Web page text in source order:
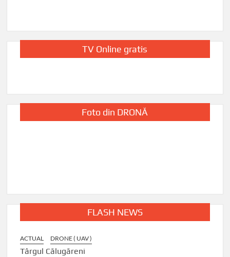
TV Online gratis
Foto din DRONĂ
FLASH NEWS
ACTUAL DRONE ( UAV )
Târgul Călugăreni